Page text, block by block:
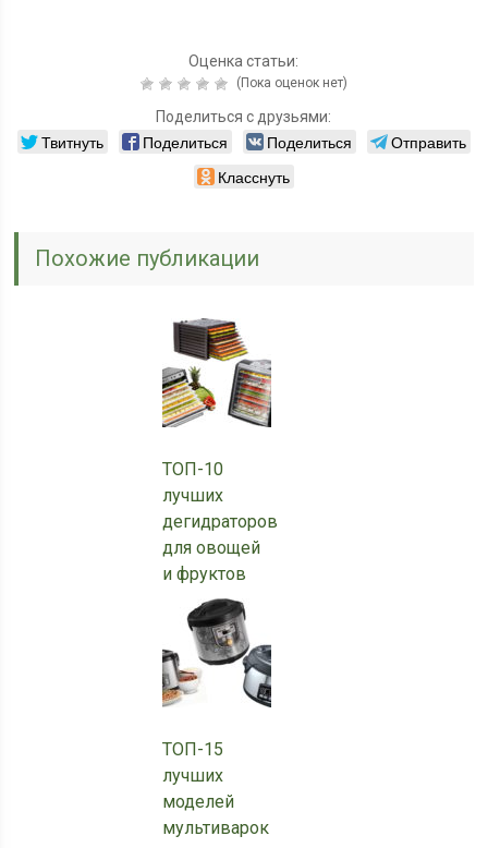
Оценка статьи:
(Пока оценок нет)
Поделиться с друзьями:
Твитнуть Поделиться Поделиться
Отправить
Класснуть
Похожие публикации
ТОП-10
лучших
дегидраторов
для овощей
и фруктов
ТОП-15
лучших
моделей
мультиварок